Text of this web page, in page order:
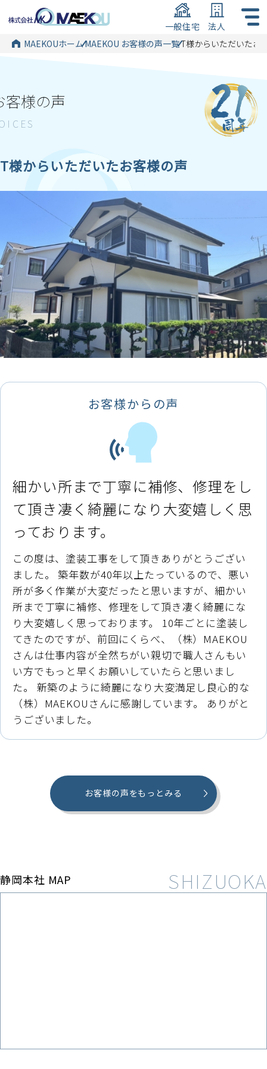
一般住宅
法人
MAEKOUホームMAEKOU お客様の声一覧T様からいただいたお
客様の声
T様からいただいたお客様の声
お客様からの声
細かい所まで丁寧に補修、修理をし
て頂き凄く綺麗になり大変嬉しく思
っております。
この度は、塗装工事をして頂きありがとうござい
ました。 築年数が40年以上たっているので、悪い
所が多く作業が大変だったと思いますが、細かい
所まで丁寧に補修、修理をして頂き凄く綺麗にな
り大変嬉しく思っております。 10年ごとに塗装し
てきたのですが、前回にくらべ、（株）MAEKOU
さんは仕事内容が全然ちがい親切で職人さんもい
い方でもっと早くお願いしていたらと思いまし
た。 新築のように綺麗になり大変満足し良心的な
（株）MAEKOUさんに感謝しています。 ありがと
うございました。
お客様の声をもっとみる
静岡本社 MAP